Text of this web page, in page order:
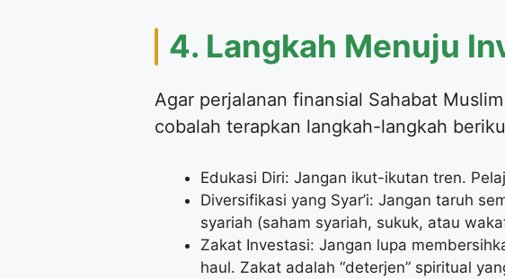
4. Langkah Menuju
Agar perjalanan finansial Sahabat
cobalah terapkan langkah-langkah
Edukasi Diri: Jangan ikut-ikutan tren.
Diversifikasi yang Syar’i: Jangan taruh
syariah (saham syariah, sukuk, atau
Zakat Investasi: Jangan lupa
haul. Zakat adalah “deterjen” spiritual